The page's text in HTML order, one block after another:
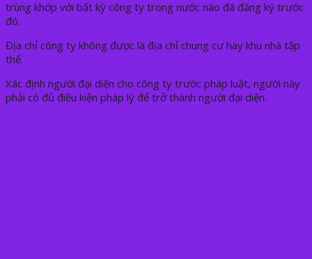
trùng khớp với bất kỳ công ty trong nước nào đã đăng ký trước
đó.
Địa chỉ công ty không được là địa chỉ chung cư hay khu nhà tập
thể.
Xác định người đại diện cho công ty trước pháp luật, người này
phải có đủ điều kiện pháp lý để trở thành người đại diện.